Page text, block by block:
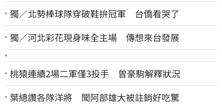
獨／北勢棒球隊穿破鞋拚冠軍 台僑看哭了
獨／河北彩花現身味全主場 傳想來台發展
桃猿連續2場二軍僅3投手 曾豪駒解釋狀況
葉總讚各隊洋將 聞阿部雄大被註銷好吃驚